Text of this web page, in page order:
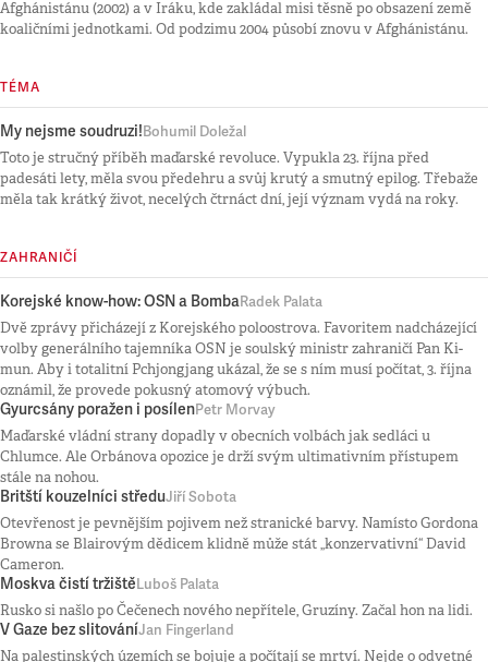
Afghánistánu (2002) a v Iráku, kde zakládal misi těsně po obsazení země
koaličními jednotkami. Od podzimu 2004 působí znovu v Afghánistánu.
TÉMA
My nejsme soudruzi!Bohumil Doležal
Toto je stručný příběh maďarské revoluce. Vypukla 23. října před
padesáti lety, měla svou předehru a svůj krutý a smutný epilog. Třebaže
měla tak krátký život, necelých čtrnáct dní, její význam vydá na roky.
ZAHRANIČÍ
Korejské know-how: OSN a BombaRadek Palata
Dvě zprávy přicházejí z Korejského poloostrova. Favoritem nadcházející
volby generálního tajemníka OSN je soulský ministr zahraničí Pan Ki-
mun. Aby i totalitní Pchjongjang ukázal, že se s ním musí počítat, 3. října
oznámil, že provede pokusný atomový výbuch.
Gyurcsány poražen i posílenPetr Morvay
Maďarské vládní strany dopadly v obecních volbách jak sedláci u
Chlumce. Ale Orbánova opozice je drží svým ultimativním přístupem
stále na nohou.
Britští kouzelníci středuJiří Sobota
Otevřenost je pevnějším pojivem než stranické barvy. Namísto Gordona
Browna se Blairovým dědicem klidně může stát „konzervativní“ David
Cameron.
Moskva čistí tržištěLuboš Palata
Rusko si našlo po Čečenech nového nepřítele, Gruzíny. Začal hon na lidi.
V Gaze bez slitováníJan Fingerland
Na palestinských územích se bojuje a počítají se mrtví. Nejde o odvetné